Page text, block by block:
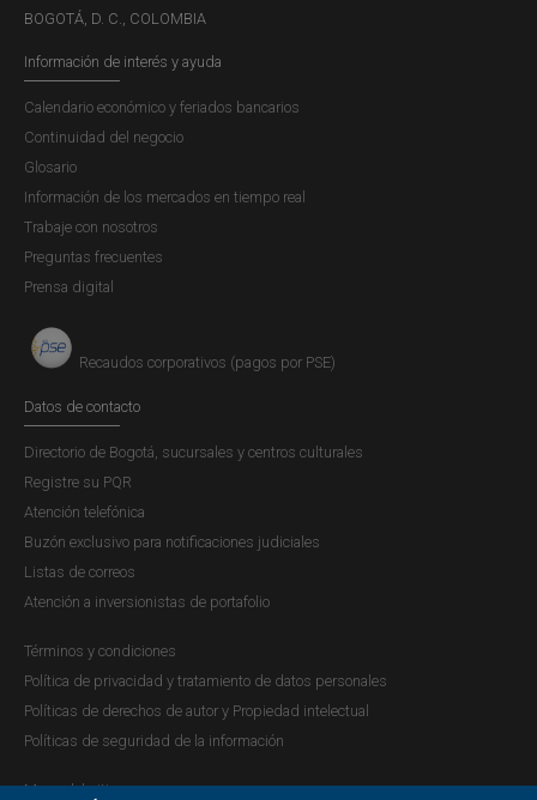
BOGOTÁ, D. C., COLOMBIA
Información de interés y ayuda
Calendario económico y feriados bancarios
Continuidad del negocio
Glosario
Información de los mercados en tiempo real
Trabaje con nosotros
Preguntas frecuentes
Prensa digital
Recaudos corporativos (pagos por PSE)
Datos de contacto
Directorio de Bogotá, sucursales y centros culturales
Registre su PQR
Atención telefónica
Buzón exclusivo para notificaciones judiciales
Listas de correos
Atención a inversionistas de portafolio
Términos y condiciones
Política de privacidad y tratamiento de datos personales
Políticas de derechos de autor y Propiedad intelectual
Políticas de seguridad de la información
Mapa del sitio